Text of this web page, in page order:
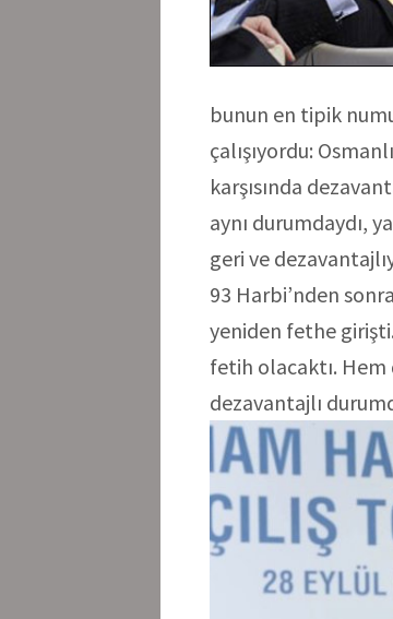
bunun en tipik
çalışıyordu:
karşısında
aynı durumdaydı,
geri ve
93 Harbi’nden
yeniden fethe
fetih olacaktı. Hem
dezavantajlı